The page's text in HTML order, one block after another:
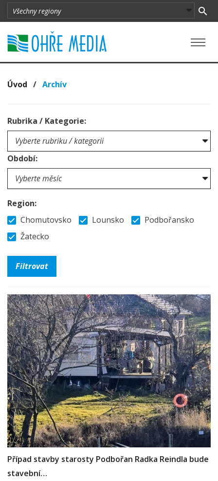
Úvod / Archív
Rubrika / Kategorie:
Období:
Region:
Chomutovsko
Lounsko
Podbořansko
Žatecko
Případ stavby starosty Podbořan Radka Reindla bude
stavební…